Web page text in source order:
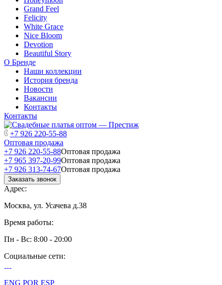
Grand Feel
Felicity
White Grace
Nice Bloom
Devotion
Beautiful Story
О Бренде
Наши коллекции
История бренда
Новости
Вакансии
Контакты
Контакты
+7 926 220-55-88
Оптовая продажа
+7 926 220-55-88Оптовая продажа
+7 965 397-20-99Оптовая продажа
+7 926 313-74-67Оптовая продажа
Заказать звонок
Адрес:
Москва, ул. Усачева д.38
Время работы:
Пн - Вс: 8:00 - 20:00
Социальные сети:
ENG POR ESP